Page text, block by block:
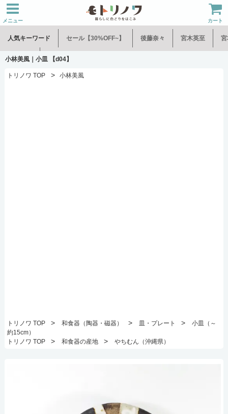
メニュー カート
人気キーワード セール【30%OFF~】 後藤奈々 宮木英至 宮
水谷和音 児玉修治
小林美風｜小皿 【d04】
トリノワ TOP > 小林美風
トリノワ TOP > 和食器（陶器・磁器） > 皿・プレート >
小皿（～
約15cm）
トリノワ TOP
> 和食器の産地 > やちむん（沖縄県）